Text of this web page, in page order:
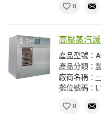
0
高壓蒸汽
產品型號：
產品分類：
廠商名稱：
攤位號碼：
0